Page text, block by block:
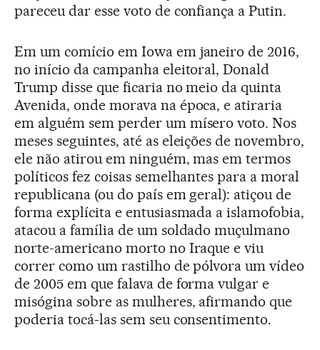
pareceu dar esse voto de confiança a Putin.
Em um comício em Iowa em janeiro de 2016,
no início da campanha eleitoral, Donald
Trump disse que ficaria no meio da quinta
Avenida, onde morava na época, e atiraria
em alguém sem perder um mísero voto. Nos
meses seguintes, até as eleições de novembro,
ele não atirou em ninguém, mas em termos
políticos fez coisas semelhantes para a moral
republicana (ou do país em geral): atiçou de
forma explícita e entusiasmada a islamofobia,
atacou a família de um soldado muçulmano
norte-americano morto no Iraque e viu
correr como um rastilho de pólvora um vídeo
de 2005 em que falava de forma vulgar e
misógina sobre as mulheres, afirmando que
poderia tocá-las sem seu consentimento.